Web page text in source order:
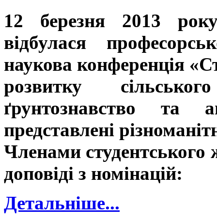
12 березня 2013
відбулася
наукова конференція
розвитку
ґрунтознавство та
представлені
Членами студентського
доповіді з номінацій:
Детальніше...